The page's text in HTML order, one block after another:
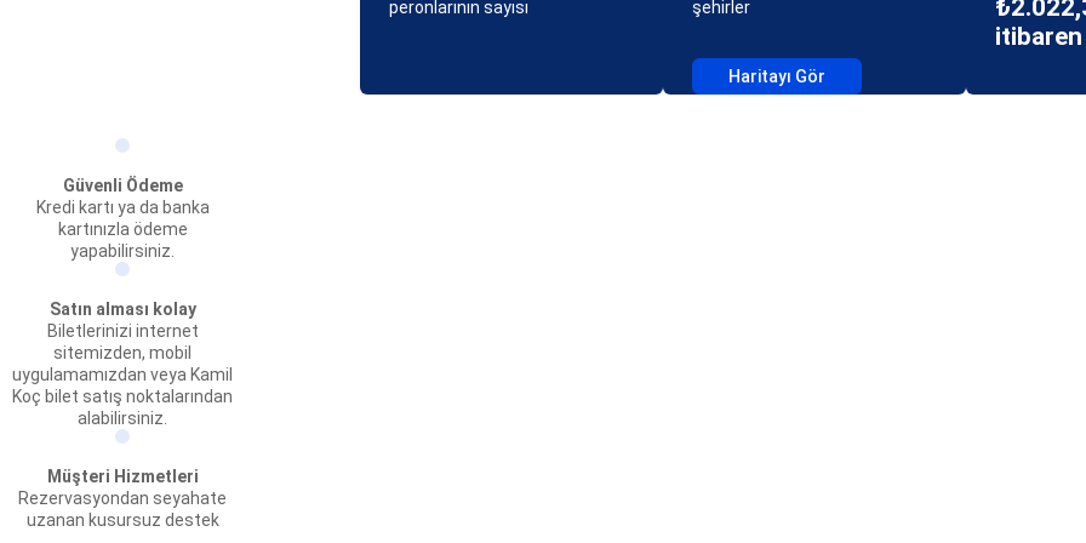
peronlarının sayısı
şehirler
Haritayı Gör
itibaren
Güvenli Ödeme
Kredi kartı ya da banka
kartınızla ödeme
yapabilirsiniz.
Satın alması kolay
Biletlerinizi internet
sitemizden, mobil
uygulamamızdan veya Kamil
Koç bilet satış noktalarından
alabilirsiniz.
Müşteri Hizmetleri
Rezervasyondan seyahate
uzanan kusursuz destek